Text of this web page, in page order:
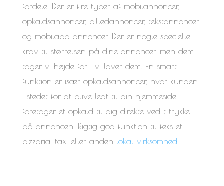
fordele. Der er fire typer af mobilannoncer,
opkaldsannoncer, billedannoncer, tekstannoncer
og mobilapp-annoncer. Der er nogle specielle
krav til størrelsen på dine annoncer, men dem
tager vi højde for i vi laver dem. En smart
funktion er især opkaldsannoncer, hvor kunden
i stedet for at blive ledt til din hjemmeside
foretager et opkald til dig direkte ved t trykke
på annoncen. Rigtig god funktion til feks et
pizzaria, taxi eller anden lokal virksomhed